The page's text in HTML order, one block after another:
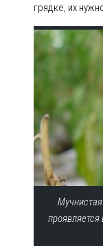
грядке, их